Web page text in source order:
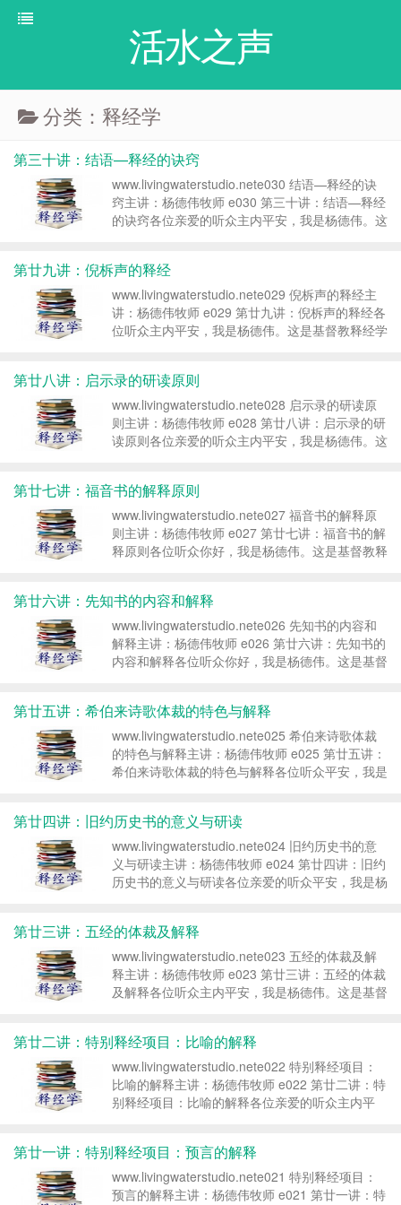
活水之声
分类：释经学
第三十讲：结语—释经的诀窍
www.livingwaterstudio.nete030 结语—释经的诀
窍主讲：杨德伟牧师 e030 第三十讲：结语—释经
的诀窍各位亲爱的听众主内平安，我是杨德伟。这
个...
第廿九讲：倪柝声的释经
www.livingwaterstudio.nete029 倪柝声的释经主
讲：杨德伟牧师 e029 第廿九讲：倪柝声的释经各
位听众主内平安，我是杨德伟。这是基督教释经学
柝...
第廿八讲：启示录的研读原则
www.livingwaterstudio.nete028 启示录的研读原
则主讲：杨德伟牧师 e028 第廿八讲：启示录的研
读原则各位亲爱的听众主内平安，我是杨德伟。这
有...
第廿七讲：福音书的解释原则
www.livingwaterstudio.nete027 福音书的解释原
则主讲：杨德伟牧师 e027 第廿七讲：福音书的解
释原则各位听众你好，我是杨德伟。这是基督教释
意...
第廿六讲：先知书的内容和解释
www.livingwaterstudio.nete026 先知书的内容和
解释主讲：杨德伟牧师 e026 第廿六讲：先知书的
内容和解释各位听众你好，我是杨德伟。这是基督
加...
第廿五讲：希伯来诗歌体裁的特色与解释
www.livingwaterstudio.nete025 希伯来诗歌体裁
的特色与解释主讲：杨德伟牧师 e025 第廿五讲：
希伯来诗歌体裁的特色与解释各位听众平安，我是
欢...
第廿四讲：旧约历史书的意义与研读
www.livingwaterstudio.nete024 旧约历史书的意
义与研读主讲：杨德伟牧师 e024 第廿四讲：旧约
历史书的意义与研读各位亲爱的听众平安，我是杨
非...
第廿三讲：五经的体裁及解释
www.livingwaterstudio.nete023 五经的体裁及解
释主讲：杨德伟牧师 e023 第廿三讲：五经的体裁
及解释各位听众主内平安，我是杨德伟。这是基督
的...
第廿二讲：特别释经项目：比喻的解释
www.livingwaterstudio.nete022 特别释经项目：
比喻的解释主讲：杨德伟牧师 e022 第廿二讲：特
别释经项目：比喻的解释各位亲爱的听众主内平
经也...
第廿一讲：特别释经项目：预言的解释
www.livingwaterstudio.nete021 特别释经项目：
预言的解释主讲：杨德伟牧师 e021 第廿一讲：特